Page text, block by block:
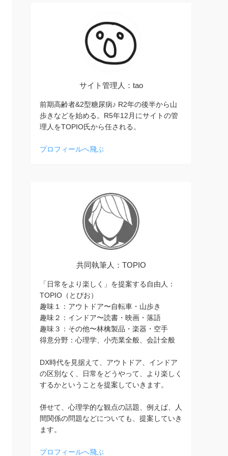
サイト管理人：tao
前期高齢者&2型糖尿病♪ R2年の後半から山
歩きなどを始める。R5年12月にサイトの管
理人をTOPIO氏から任される。
プロフィールへ飛ぶ
共同執筆人：TOPIO
「日常をより楽しく」を提案する自由人：
TOPIO（とぴお）
趣味１：アウトドア〜自転車・山歩き
趣味２：インドア〜読書・映画・落語
趣味３：その他〜林檎製品・楽器・空手
得意分野：心理学、小売業全般、会計全般
DX時代を見据えて、アウトドア、インドア
の区別なく、日常をどうやって、より楽しく
するかということを提案していきます。
併せて、心理学的な観点の話題、例えば、人
間関係の問題などについても、提案していき
ます。
プロフィールへ飛ぶ